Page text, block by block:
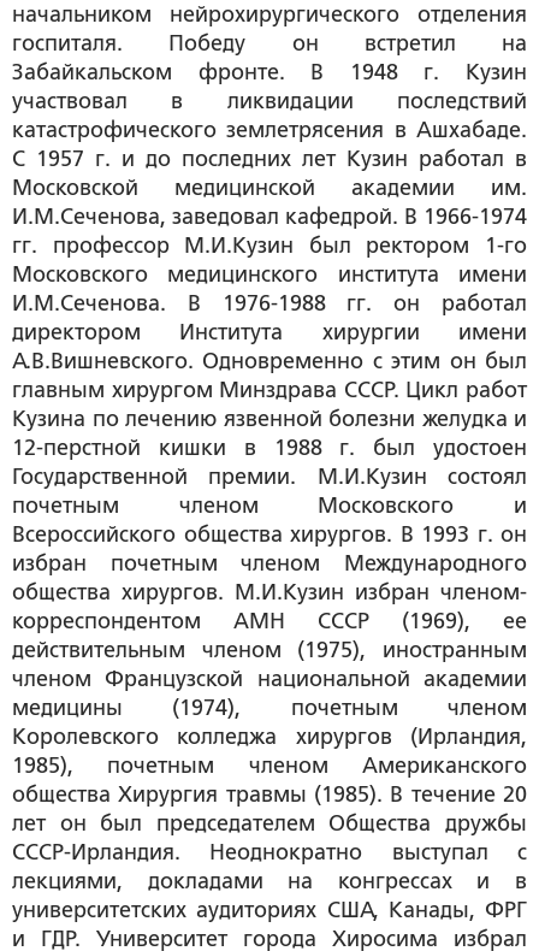
начальником нейрохирургического отделения
госпиталя. Победу он встретил на
Забайкальском фронте. В 1948 г. Кузин
участвовал в ликвидации последствий
катастрофического землетрясения в Ашхабаде.
С 1957 г. и до последних лет Кузин работал в
Московской медицинской академии им.
И.М.Сеченова, заведовал кафедрой. В 1966-1974
гг. профессор М.И.Кузин был ректором 1-го
Московского медицинского института имени
И.М.Сеченова. В 1976-1988 гг. он работал
директором Института хирургии имени
А.В.Вишневского. Одновременно с этим он был
главным хирургом Минздрава СССР. Цикл работ
Кузина по лечению язвенной болезни желудка и
12-перстной кишки в 1988 г. был удостоен
Государственной премии. М.И.Кузин состоял
почетным членом Московского и
Всероссийского общества хирургов. В 1993 г. он
избран почетным членом Международного
общества хирургов. М.И.Кузин избран членом-
корреспондентом АМН СССР (1969), ее
действительным членом (1975), иностранным
членом Французской национальной академии
медицины (1974), почетным членом
Королевского колледжа хирургов (Ирландия,
1985), почетным членом Американского
общества Хирургия травмы (1985). В течение 20
лет он был председателем Общества дружбы
СССР-Ирландия. Неоднократно выступал с
лекциями, докладами на конгрессах и в
университетских аудиториях США, Канады, ФРГ
и ГДР. Университет города Хиросима избрал